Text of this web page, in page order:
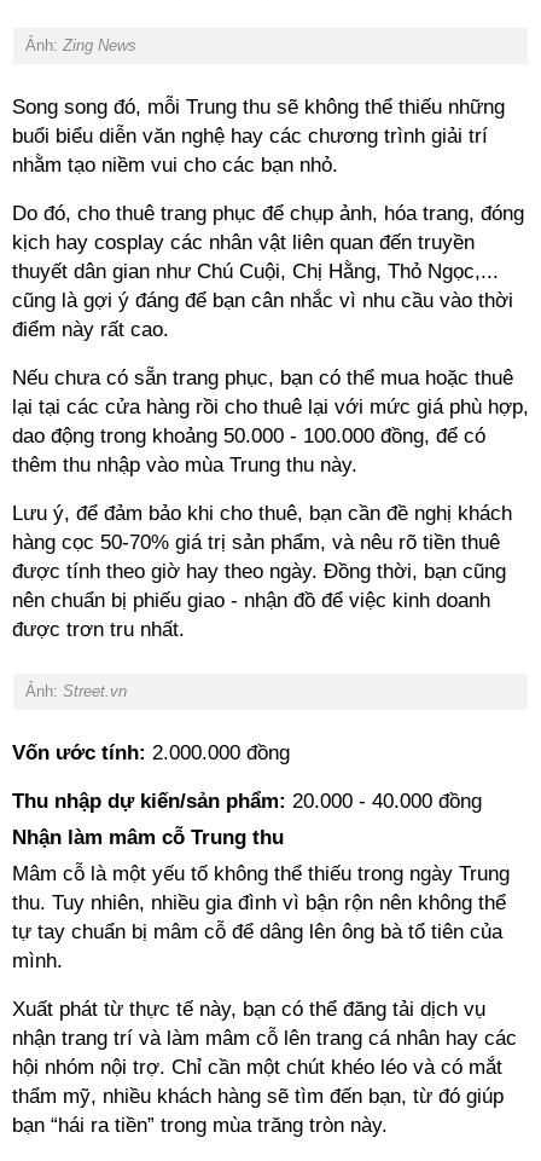
Ảnh: Zing News
Song song đó, mỗi Trung thu sẽ không thể thiếu những
buổi biểu diễn văn nghệ hay các chương trình giải trí
nhằm tạo niềm vui cho các bạn nhỏ.
Do đó, cho thuê trang phục để chụp ảnh, hóa trang, đóng
kịch hay cosplay các nhân vật liên quan đến truyền
thuyết dân gian như Chú Cuội, Chị Hằng, Thỏ Ngọc,...
cũng là gợi ý đáng để bạn cân nhắc vì nhu cầu vào thời
điểm này rất cao.
Nếu chưa có sẵn trang phục, bạn có thể mua hoặc thuê
lại tại các cửa hàng rồi cho thuê lại với mức giá phù hợp,
dao động trong khoảng 50.000 - 100.000 đồng, để có
thêm thu nhập vào mùa Trung thu này.
Lưu ý, để đảm bảo khi cho thuê, bạn cần đề nghị khách
hàng cọc 50-70% giá trị sản phẩm, và nêu rõ tiền thuê
được tính theo giờ hay theo ngày. Đồng thời, bạn cũng
nên chuẩn bị phiếu giao - nhận đồ để việc kinh doanh
được trơn tru nhất.
Ảnh: Street.vn
Vốn ước tính: 2.000.000 đồng
Thu nhập dự kiến/sản phẩm: 20.000 - 40.000 đồng
Nhận làm mâm cỗ Trung thu
Mâm cỗ là một yếu tố không thể thiếu trong ngày Trung
thu. Tuy nhiên, nhiều gia đình vì bận rộn nên không thể
tự tay chuẩn bị mâm cỗ để dâng lên ông bà tổ tiên của
mình.
Xuất phát từ thực tế này, bạn có thể đăng tải dịch vụ
nhận trang trí và làm mâm cỗ lên trang cá nhân hay các
hội nhóm nội trợ. Chỉ cần một chút khéo léo và có mắt
thẩm mỹ, nhiều khách hàng sẽ tìm đến bạn, từ đó giúp
bạn “hái ra tiền” trong mùa trăng tròn này.